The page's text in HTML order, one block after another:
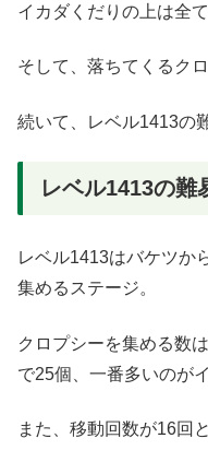
イカダくだりの上は全
そして、落ちてくるク
続いて、レベル1413の
レベル1413の難
レベル1413はバケツか
集めるステージ。
クロプシーを集める数
で25個、一番多いのが
また、移動回数が16回